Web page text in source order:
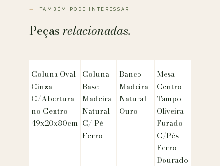
TAMBÉM PODE INTERESSAR
Peçasrelacionadas.
Coluna Oval
Cinza
C/Abertura
no Centro
49x20x80cm
Coluna
Base
Madeira
Natural
C/ Pé
Ferro
Banco
Madeira
Natural
Ouro
Mesa
Centro
Tampo
Oliveira
Furado
C/Pés
Ferro
Dourado